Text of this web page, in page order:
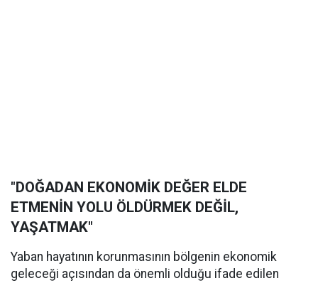
"DOĞADAN EKONOMİK DEĞER ELDE
ETMENİN YOLU ÖLDÜRMEK DEĞİL,
YAŞATMAK"
Yaban hayatının korunmasının bölgenin ekonomik
geleceği açısından da önemli olduğu ifade edilen